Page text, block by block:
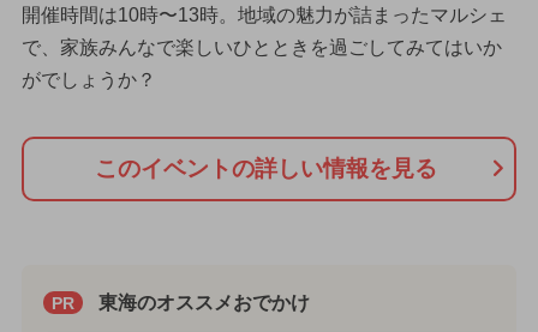
開催時間は10時〜13時。地域の魅力が詰まったマルシェ
で、家族みんなで楽しいひとときを過ごしてみてはいか
がでしょうか？
このイベントの詳しい情報を見る
PR 東海のオススメおでかけ